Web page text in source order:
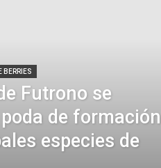
BERRIES
Futrono se
de formación
especies de